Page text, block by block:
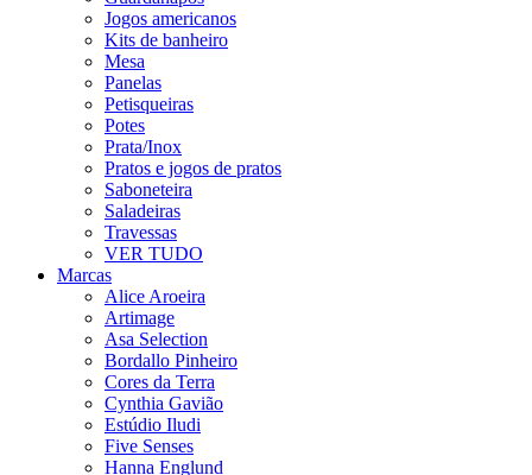
Jogos americanos
Kits de banheiro
Mesa
Panelas
Petisqueiras
Potes
Prata/Inox
Pratos e jogos de pratos
Saboneteira
Saladeiras
Travessas
VER TUDO
Marcas
Alice Aroeira
Artimage
Asa Selection
Bordallo Pinheiro
Cores da Terra
Cynthia Gavião
Estúdio Iludi
Five Senses
Hanna Englund